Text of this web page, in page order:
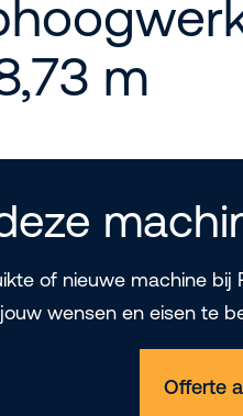
m
of nieuwe machine bij
wensen en eisen te
Offerte